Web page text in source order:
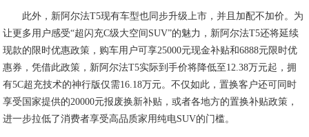
此外，新阿尔法T5现有车型也同步升级上市，并且加配不加价。为
让更多用户感受“超闪充C级大空间SUV”的魅力，新阿尔法T5还将延续
现款的限时优惠政策，购车用户可享25000元现金补贴和6888元限时优
惠券，凭借此政策，新阿尔法T5实际到手价将降低至12.38万元起，拥
有5C超充技术的神行版仅需16.18万元。不仅如此，置换客户还可同时
享受国家提供的20000元报废换新补贴，或者各地方的置换补贴政策，
进一步拉低了消费者享受高品质家用纯电SUV的门槛。